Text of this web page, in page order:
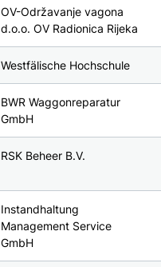
OV-Održavanje vagona
d.o.o. OV Radionica Rijeka
Westfälische Hochschule
BWR Waggonreparatur
GmbH
RSK Beheer B.V.
Instandhaltung
Management Service
GmbH